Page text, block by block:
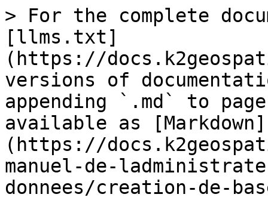
> For the complete
[llms.txt]
(https://
versions of
appending `.md` to
available as [Markdown]
(https://
manuel-de-
donnees/creation-de-